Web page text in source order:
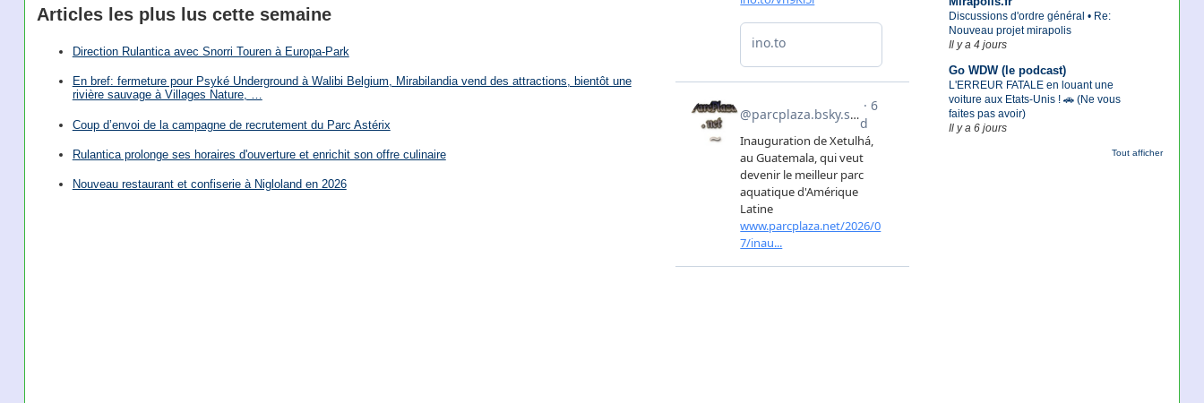
Discussions d'ordre général • Re:
Nouveau projet mirapolis
Il y a 4 jours
Go WDW (le podcast)
L'ERREUR FATALE en louant une
voiture aux Etats-Unis ! 🚗 (Ne vous
faites pas avoir)
Il y a 6 jours
Tout afficher
Articles les plus lus cette semaine
Direction Rulantica avec Snorri Touren à Europa-Park
En bref: fermeture pour Psyké Underground à Walibi Belgium, Mirabilandia vend des attractions, bientôt une
rivière sauvage à Villages Nature, …
Coup d’envoi de la campagne de recrutement du Parc Astérix
Rulantica prolonge ses horaires d'ouverture et enrichit son offre culinaire
Nouveau restaurant et confiserie à Nigloland en 2026